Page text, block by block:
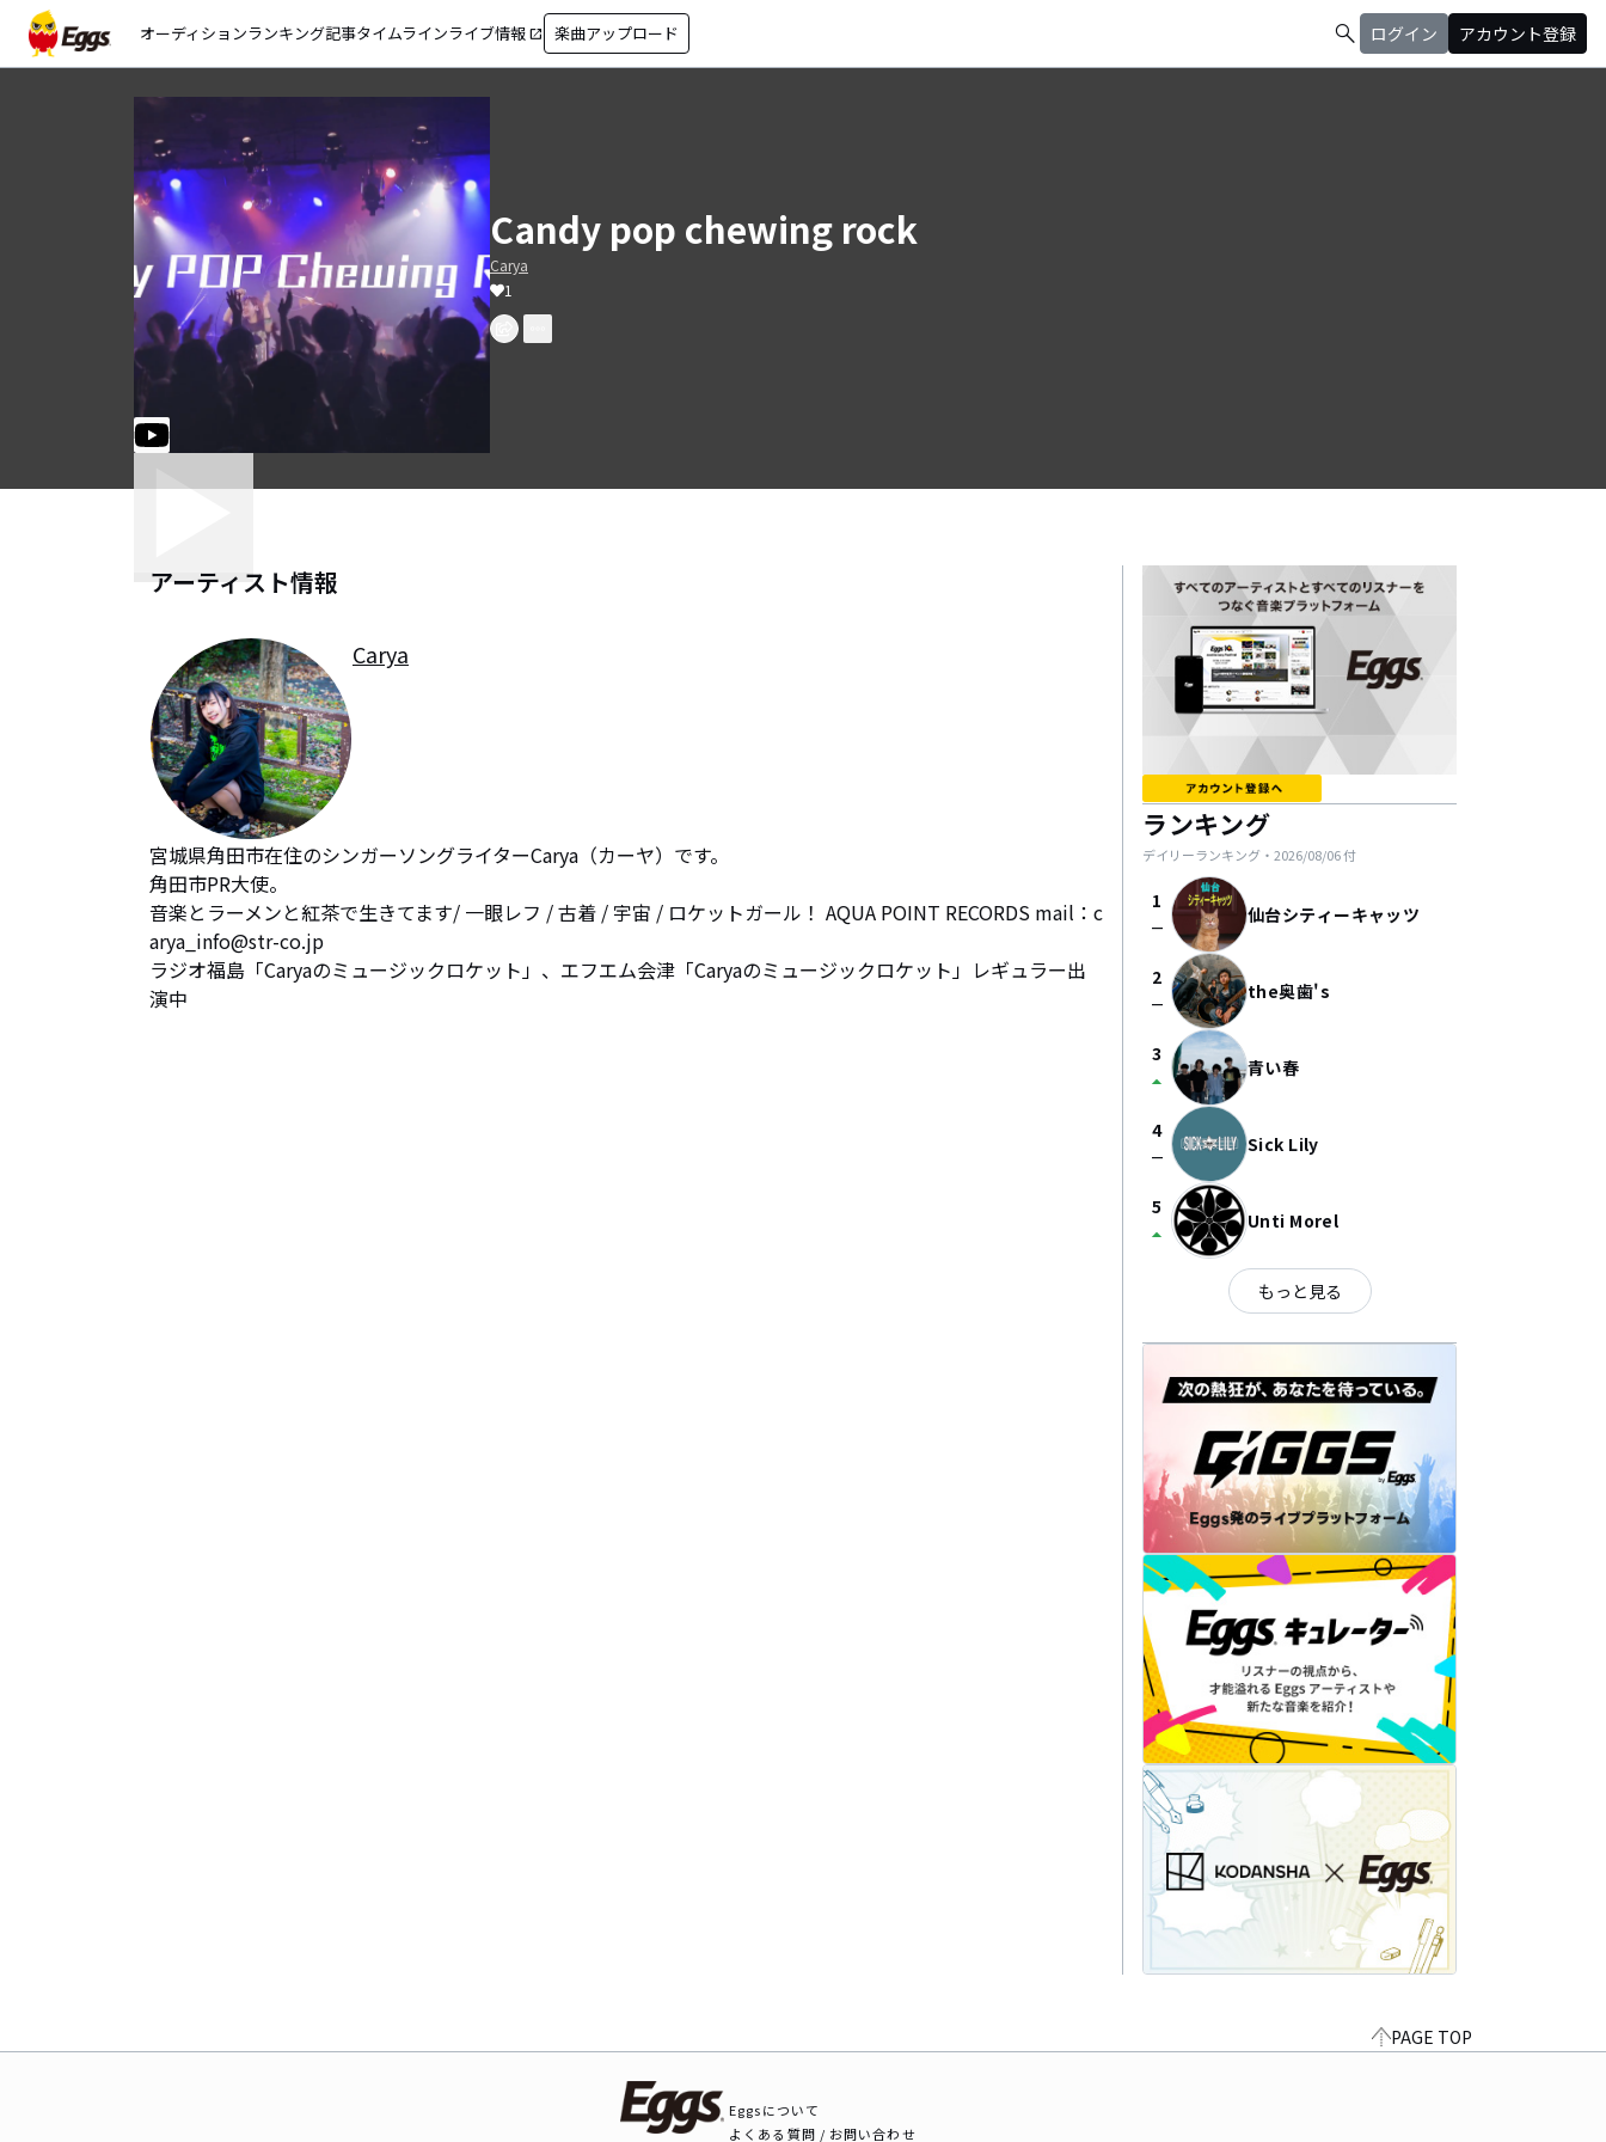
オーディションランキング記事タイムラインライブ情報 open_in_new 楽曲アップロード search ログイン アカウント登録
Candy pop chewing rock
Carya
1
アーティスト情報
Carya
宮城県角田市在住のシンガーソングライターCarya（カーヤ）です。
角田市PR大使。
音楽とラーメンと紅茶で生きてます/ 一眼レフ / 古着 / 宇宙 / ロケットガール！ AQUA POINT RECORDS mail：c
arya_info@str-co.jp
ラジオ福島「Caryaのミュージックロケット」、エフエム会津「Caryaのミュージックロケット」レギュラー出
演中
ランキング
デイリーランキング・ 2026/08/06付
1
check_indeterminate_small 仙台シティーキャッツ
2
check_indeterminate_small the奥歯's
3
arrow_drop_up 青い春
4
check_indeterminate_small Sick Lily
5
arrow_drop_up Unti Morel
もっと見る
PAGE TOP
Eggsについて
よくある質問 / お問い合わせ